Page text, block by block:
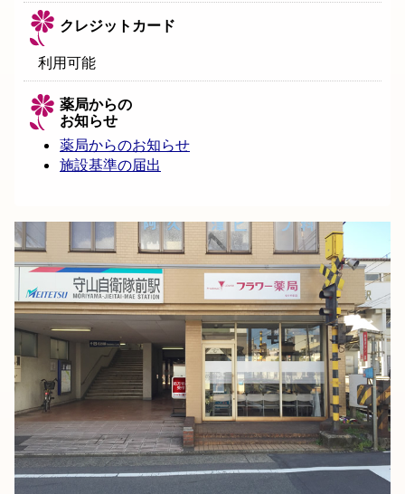
クレジットカード
利用可能
薬局からの
お知らせ
薬局からのお知らせ
施設基準の届出